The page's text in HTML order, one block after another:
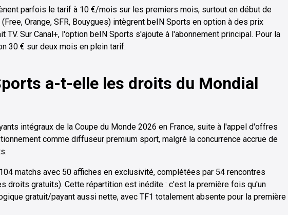
parfois le tarif à 10 €/mois sur les premiers mois, surtout en début de
Orange, SFR, Bouygues) intègrent beIN Sports en option à des prix
Sur Canal+, l'option beIN Sports s'ajoute à l'abonnement principal. Pour la
30 € sur deux mois en plein tarif.
a-t-elle les droits du Mondial
intégraux de la Coupe du Monde 2026 en France, suite à l'appel d'offres
comme diffuseur premium sport, malgré la concurrence accrue de
matchs avec 50 affiches en exclusivité, complétées par 54 rencontres
droits gratuits). Cette répartition est inédite : c'est la première fois qu'un
gratuit/payant aussi nette, avec TF1 totalement absente pour la première